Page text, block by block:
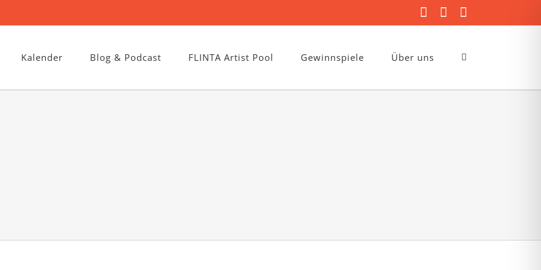
FacebookInstagram
Mail
Kalender Blog & Podcast FLINTA Artist Pool Gewinnspiele Über uns